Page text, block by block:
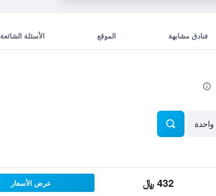
فنادق مشابهة الموقع الأسئلة الشائعة
432 ﷼ عرض الأسعار